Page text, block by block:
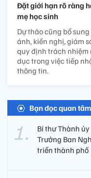
Đặt giới hạn rõ ràng
mẹ học sinh
Dự thảo cũng bổ
ánh, kiến nghị, giám
quy định trách nhiệm
dục trong việc tiếp
thông tin.
Bạn đọc quan tâm
Bí thư Thành
Trưởng Ban
triển thành phố